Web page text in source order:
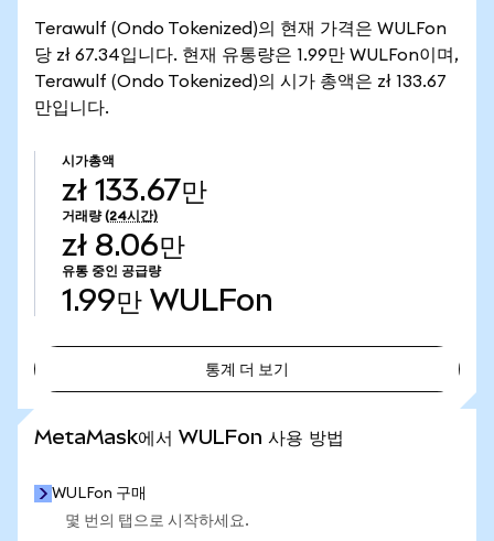
Terawulf (Ondo Tokenized)의 현재 가격은 WULFon
당 zł 67.34입니다. 현재 유통량은 1.99만 WULFon이며,
Terawulf (Ondo Tokenized)의 시가 총액은 zł 133.67
만입니다.
시가총액
zł 133.67만
거래량 (24시간)
zł 8.06만
유통 중인 공급량
1.99만 WULFon
통계 더 보기
MetaMask에서 WULFon 사용 방법
WULFon 구매
몇 번의 탭으로 시작하세요.